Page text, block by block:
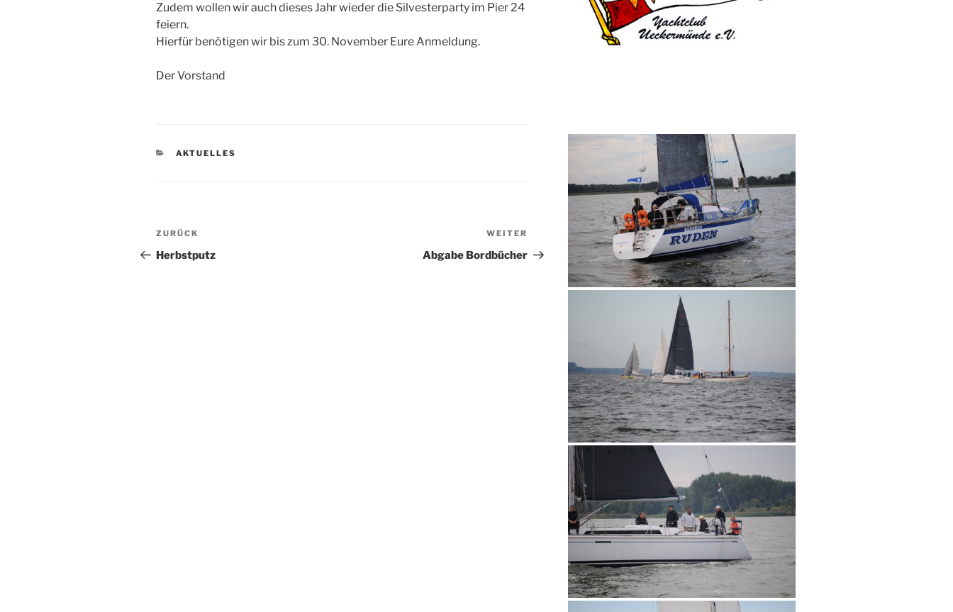
Zudem wollen wir auch dieses Jahr wieder die Silvesterparty im Pier 24
feiern.
Hierfür benötigen wir bis zum 30. November Eure Anmeldung.
Der Vorstand
KATEGORIEN
AKTUELLES
Beitragsnavigation
Vorheriger
Beitrag
ZURÜCK
Herbstputz
Nächster
Beitrag
WEITER
Abgabe Bordbücher